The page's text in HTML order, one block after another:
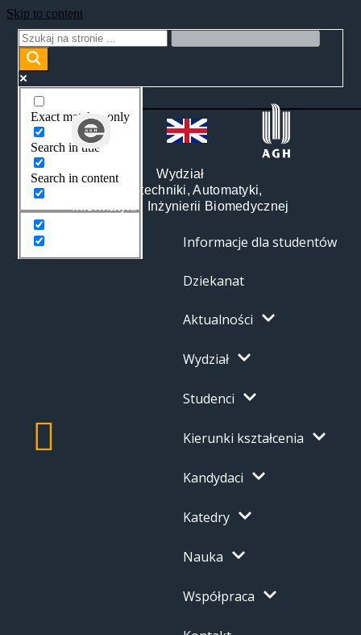
Skip to content
Exact matches only
Search in title
Search in content
Wydział
Elektrotechniki, Automatyki,
Informatyki i Inżynierii Biomedycznej
Informacje dla studentów
Dziekanat
Aktualności
Wydział
Studenci
Kierunki kształcenia
Kandydaci
Katedry
Nauka
Współpraca